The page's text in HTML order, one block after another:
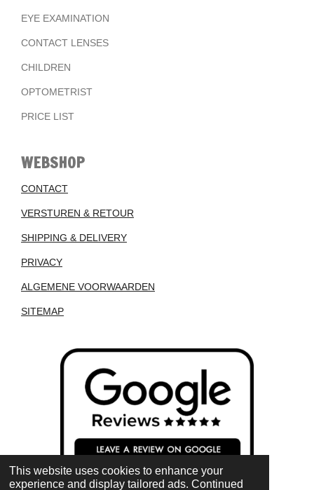
This website uses cookies to enhance your
experience and display tailored ads. Continued
EYE EXAMINATION
CONTACT LENSES
CHILDREN
OPTOMETRIST
PRICE LIST
WEBSHOP
CONTACT
VERSTUREN & RETOUR
SHIPPING & DELIVERY
PRIVACY
ALGEMENE VOORWAARDEN
SITEMAP